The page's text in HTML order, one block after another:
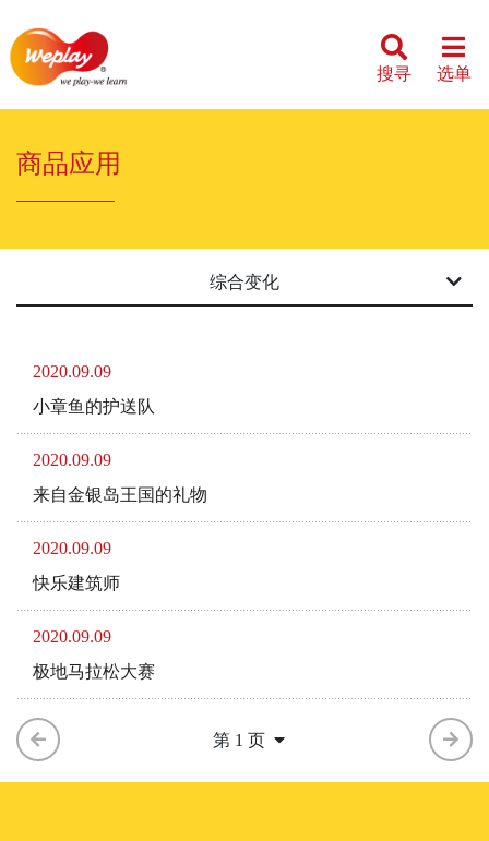
搜寻 选单
商品应用
综合变化
2020.09.09
小章鱼的护送队
2020.09.09
来自金银岛王国的礼物
2020.09.09
快乐建筑师
2020.09.09
极地马拉松大赛
第 1 页